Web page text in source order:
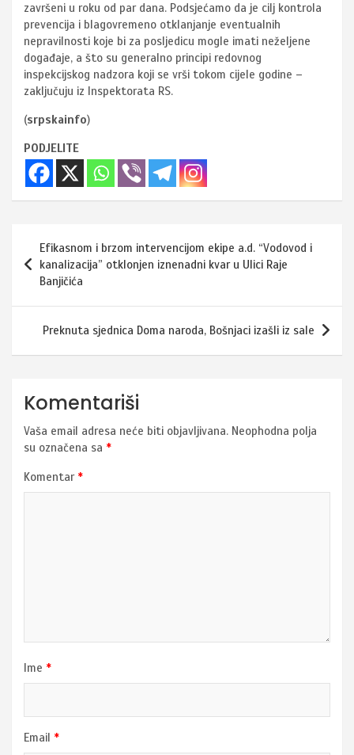
završeni u roku od par dana. Podsjećamo da je cilj kontrola
prevencija i blagovremeno otklanjanje eventualnih
nepravilnosti koje bi za posljedicu mogle imati neželjene
događaje, a što su generalno principi redovnog
inspekcijskog nadzora koji se vrši tokom cijele godine –
zaključuju iz Inspektorata RS.
(srpskainfo)
PODJELITE
Navigacija
članaka
Efikasnom i brzom intervencijom ekipe a.d. “Vodovod i
kanalizacija” otklonjen iznenadni kvar u Ulici Raje
Banjičića
Preknuta sjednica Doma naroda, Bošnjaci izašli iz sale
Komentariši
Vaša email adresa neće biti objavljivana. Neophodna polja
su označena sa *
Komentar *
Ime *
Email *